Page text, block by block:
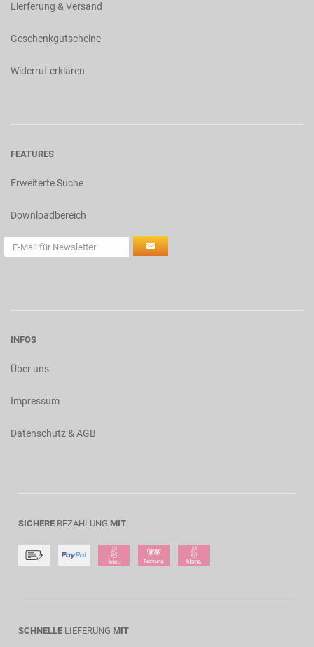
Lierferung & Versand
Geschenkgutscheine
Widerruf erklären
FEATURES
Erweiterte Suche
Downloadbereich
INFOS
Über uns
Impressum
Datenschutz & AGB
SICHERE BEZAHLUNG MIT
SCHNELLE LIEFERUNG MIT